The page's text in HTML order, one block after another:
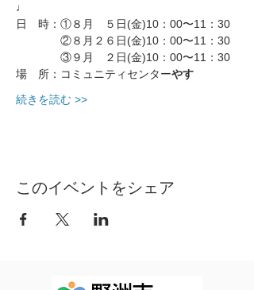
♩
日　時：①８月　５日(金)10：00〜11：30
②８月２６日(金)10：00〜11：30
③９月　２日(金)10：00〜11：30
場　所：コミュニティセンターやす
続きを読む >>
このイベントをシェア